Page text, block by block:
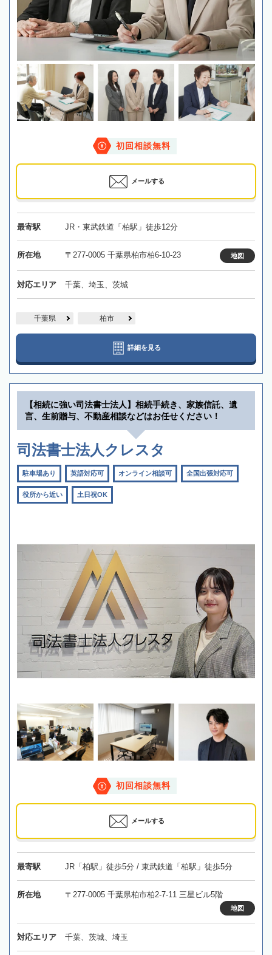
初回相談無料
メールする
最寄駅 JR・東武鉄道「柏駅」徒歩12分
所在地 〒277-0005 千葉県柏市柏6-10-23 地図
対応エリア 千葉、埼玉、茨城
千葉県 柏市
詳細を見る
【相続に強い司法書士法人】相続手続き、家族信託、遺
言、生前贈与、不動産相談などはお任せください！
司法書士法人クレスタ
駐車場あり 英語対応可 オンライン相談可 全国出張対応可
役所から近い 土日祝OK
初回相談無料
メールする
最寄駅 JR「柏駅」徒歩5分 / 東武鉄道「柏駅」徒歩5分
所在地 〒277-0005 千葉県柏市柏2-7-11 三星ビル5階
地図
対応エリア 千葉、茨城、埼玉